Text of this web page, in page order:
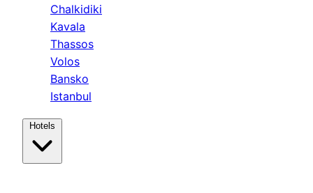
Chalkidiki
Kavala
Thassos
Volos
Bansko
Istanbul